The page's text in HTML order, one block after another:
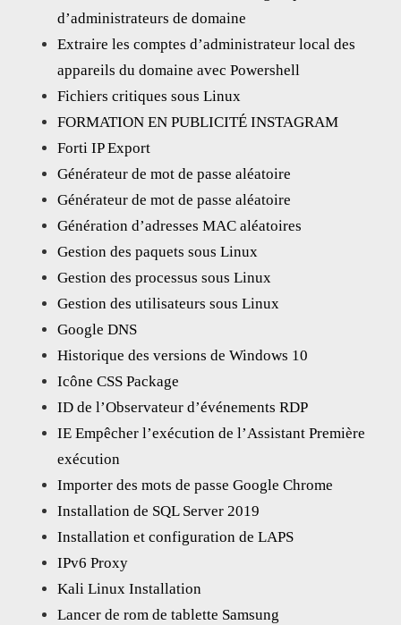
d’administrateurs de domaine
Extraire les comptes d’administrateur local des
appareils du domaine avec Powershell
Fichiers critiques sous Linux
FORMATION EN PUBLICITÉ INSTAGRAM
Forti IP Export
Générateur de mot de passe aléatoire
Générateur de mot de passe aléatoire
Génération d’adresses MAC aléatoires
Gestion des paquets sous Linux
Gestion des processus sous Linux
Gestion des utilisateurs sous Linux
Google DNS
Historique des versions de Windows 10
Icône CSS Package
ID de l’Observateur d’événements RDP
IE Empêcher l’exécution de l’Assistant Première
exécution
Importer des mots de passe Google Chrome
Installation de SQL Server 2019
Installation et configuration de LAPS
IPv6 Proxy
Kali Linux Installation
Lancer de rom de tablette Samsung